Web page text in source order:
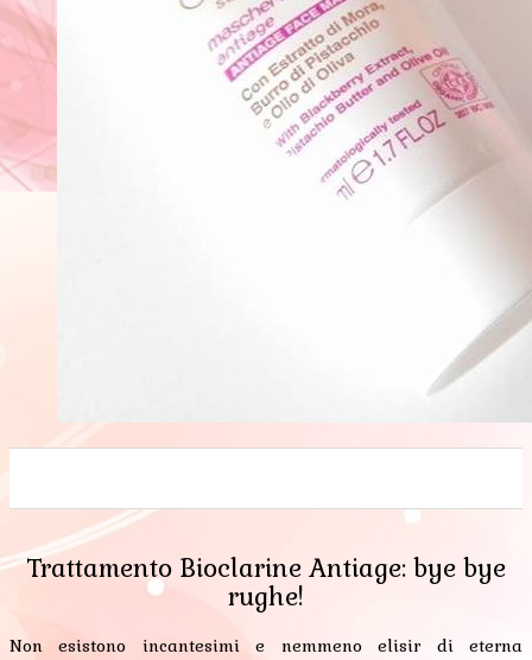
Trattamento Bioclarine Antiage: bye bye
rughe!
Non esistono incantesimi e nemmeno elisir di eterna